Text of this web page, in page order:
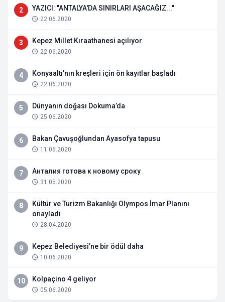
2 YAZICI: "ANTALYA'DA SINIRLARI AŞACAĞIZ..."
22.06.2020
3 Kepez Millet Kıraathanesi açılıyor
22.06.2020
4 Konyaaltı’nın kreşleri için ön kayıtlar başladı
22.06.2020
5 Dünyanın doğası Dokuma’da
25.06.2020
6 Bakan Çavuşoğlundan Ayasofya tapusu
11.06.2020
7 Анталия готова к новому сроку
31.05.2020
8
Kültür ve Turizm Bakanlığı Olympos İmar Planını
onayladı
28.04.2020
9 Kepez Belediyesi’ne bir ödül daha
10.06.2020
10 Kolpaçino 4 geliyor
05.06.2020